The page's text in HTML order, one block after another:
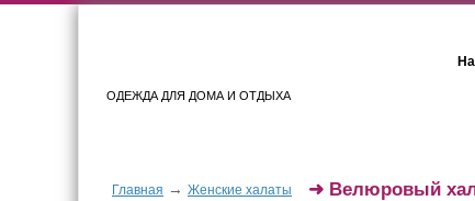
ОДЕЖДА ДЛЯ ДОМА И ОТДЫХА
Главная → Женские халаты ➜ Велюровый